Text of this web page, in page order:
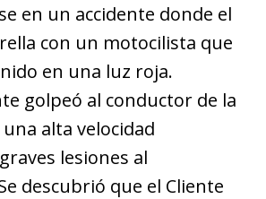
en un accidente donde el
con un motocilista que
en una luz roja.
golpeó al conductor de la
alta velocidad
lesiones al
descubrió que el Cliente